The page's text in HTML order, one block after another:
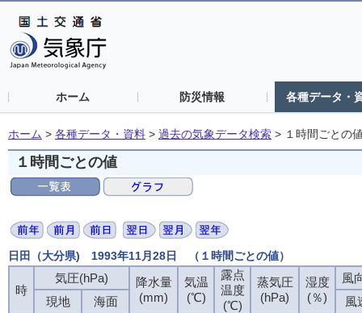
ホーム 防災情報 各種データ・
ホーム > 各種データ・資料 > 過去の気象データ検索 > １時間ごとの
１時間ごとの値
日田（大分県) 1993年11月28日 （１時間ごとの値）
時
気圧(hPa)
降水量
(mm)
気温
(℃)
露点
温度
(℃)
蒸気圧
(hPa)
湿度
(％)
風
現地
海面
風